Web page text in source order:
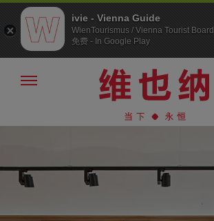
显
藏
ivie - Vienna Guide
WienTourismus / Vienna Tourist Board
免费 - In Google Play